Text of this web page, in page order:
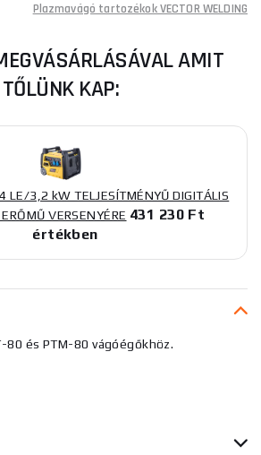
Plazmavágó tartozékok VECTOR WELDING
AMIT
TŐLÜNK KAP:
LE/3,2 kW TELJESÍTMÉNYŰ DIGITÁLIS
VERSENYÉRE 431 230 Ft
értékben
80 és PTM-80 vágóégőkhöz.